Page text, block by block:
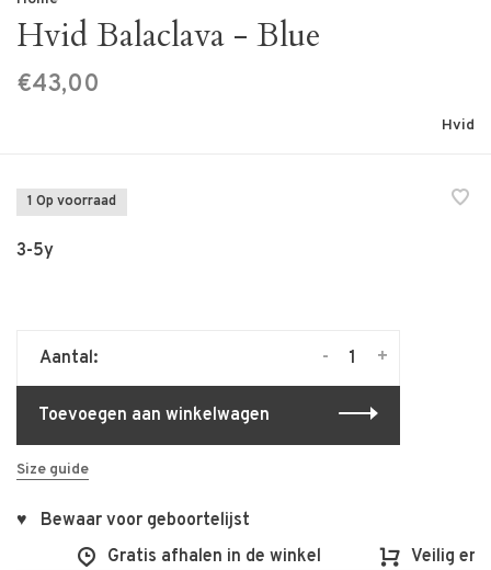
Hvid Balaclava - Blue
€43,00
Hvid
1 Op voorraad
3-5y
Aantal: +
-
Toevoegen aan winkelwagen
Size guide
♥ Bewaar voor geboortelijst
Gratis afhalen in de winkel
Veilig en